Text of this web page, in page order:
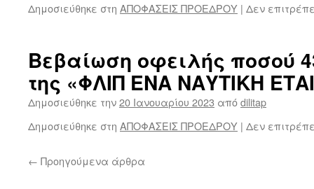
Δημοσιεύθηκε στη ΑΠΟΦΑΣΕΙΣ ΠΡΟΕΔΡΟΥ | Δεν
Βεβαίωση οφειλής ποσού
της «ΦΛΙΠ ΕΝΑ ΝΑΥΤΙΚΗ
Δημοσιεύθηκε την20 Ιανουαρίου 2023 απόdilitap
Δημοσιεύθηκε στη ΑΠΟΦΑΣΕΙΣ ΠΡΟΕΔΡΟΥ | Δεν
← Προηγούμενα άρθρα